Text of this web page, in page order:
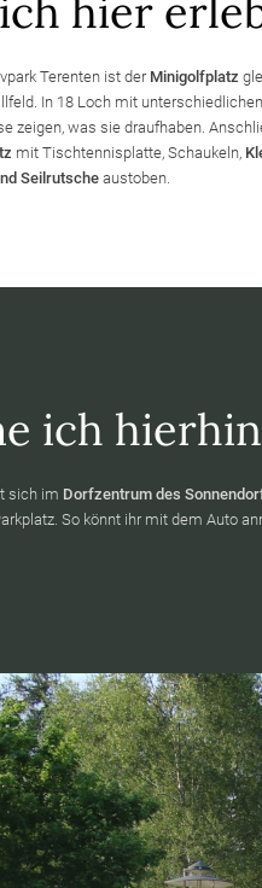
hier
Terenten ist der Minigolfplatz
In 18 Loch mit
zeigen, was sie draufhaben.
mit Tischtennisplatte, Schaukeln,
Seilrutsche austoben.
ich
sich im Dorfzentrum des
So könnt ihr mit dem Auto
Verpasst keine
Anrede